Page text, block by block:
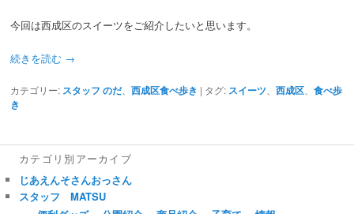
今回は西成区のスイーツをご紹介したいと思います。
続きを読む →
カテゴリー: スタッフ のだ、西成区食べ歩き | タグ: スイーツ 、西成区 、食べ歩
き
カテゴリ別アーカイブ
じあえんそさんおっさん
スタッフ MATSU